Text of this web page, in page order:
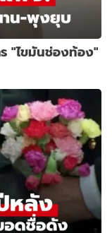
"ไขมันช่องท้อง"